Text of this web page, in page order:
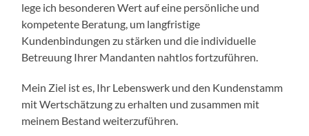
lege ich besonderen Wert auf eine persönliche und
kompetente Beratung, um langfristige
Kundenbindungen zu stärken und die individuelle
Betreuung Ihrer Mandanten nahtlos fortzuführen.
Mein Ziel ist es, Ihr Lebenswerk und den Kundenstamm
mit Wertschätzung zu erhalten und zusammen mit
meinem Bestand weiterzuführen.